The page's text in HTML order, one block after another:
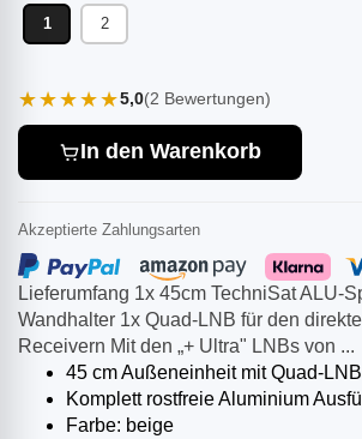
Lieferumfang 1x 45cm TechniSat ALU-
Wandhalter 1x Quad-LNB für den
Receivern Mit den „+ Ultra" LNBs von ...
45 cm Außeneinheit mit Quad-
Komplett rostfreie Aluminium
Farbe: beige
1 2
★★★★★5,0(2 Bewertungen)
In den Warenkorb
Akzeptierte Zahlungsarten